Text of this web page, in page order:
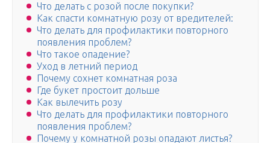
Что делать с розой после покупки?
Как спасти комнатную розу от вредителей:
Что делать для профилактики повторного
появления проблем?
Что такое опадение?
Уход в летний период
Почему сохнет комнатная роза
Где букет простоит дольше
Как вылечить розу
Что делать для профилактики повторного
появления проблем?
Почему у комнатной розы опадают листья?